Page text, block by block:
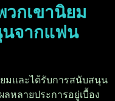
วกเขานิยม
นจากแฟน
มและได้รับการสนับสนุน
หลายประการอยู่เบื้อง